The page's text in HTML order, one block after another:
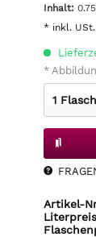
Inhalt:
* inkl. USt.
*
Artikel-